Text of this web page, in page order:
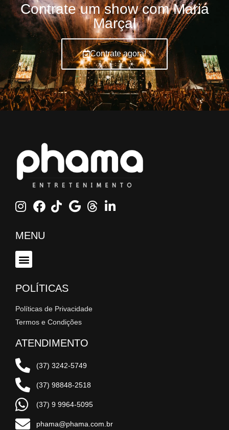
Contrate um show com Maria
Marçal
Contrate agora!
MENU
POLÍTICAS
Políticas de Privacidade
Termos e Condições
ATENDIMENTO
(37) 3242-5749
(37) 98848-2518
(37) 9 9964-5095
phama@phama.com.br